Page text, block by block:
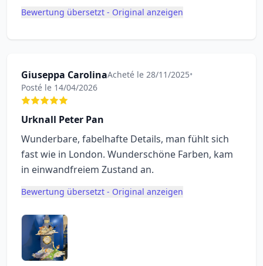
Bewertung übersetzt - Original anzeigen
Giuseppa CarolinaAcheté le 28/11/2025•
Posté le 14/04/2026
Urknall Peter Pan
Wunderbare, fabelhafte Details, man fühlt sich
fast wie in London. Wunderschöne Farben, kam
in einwandfreiem Zustand an.
Bewertung übersetzt - Original anzeigen